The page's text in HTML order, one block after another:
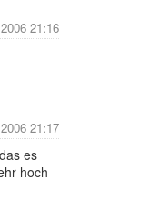
21:16
21:17
es
hoch